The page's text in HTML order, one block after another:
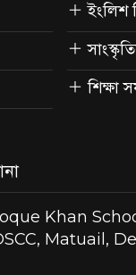
ইংলিশ
শিক্ষা
Khan
Matuail,